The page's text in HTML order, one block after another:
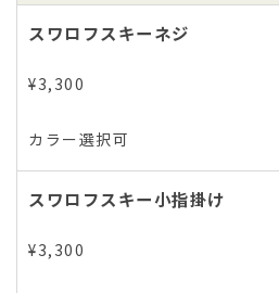
スワロフスキーネジ
¥3,300
カラー選択可
スワロフスキー小指掛け
¥3,300